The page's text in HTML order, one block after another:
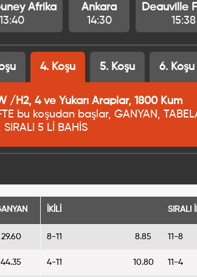
Afrika
13:40
Ankara
14:30
Deauville
15:38
4. Koşu 5. Koşu 6. Koşu
/H2, 4 ve Yukarı Araplar, 1800 Kum
bu koşudan başlar, GANYAN,
SIRALI 5 Lİ BAHİS
29.60
44.35
İKİLİ
8-11 8.85
4-11 10.80
SIRALI
11-8
11-4